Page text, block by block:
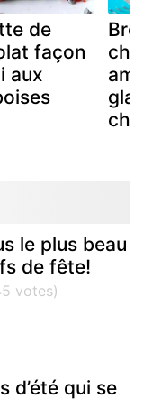
de
façon
aux
le plus beau
de fête!
d’été qui se